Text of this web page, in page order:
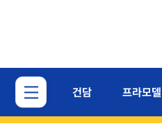
건담 프라모델